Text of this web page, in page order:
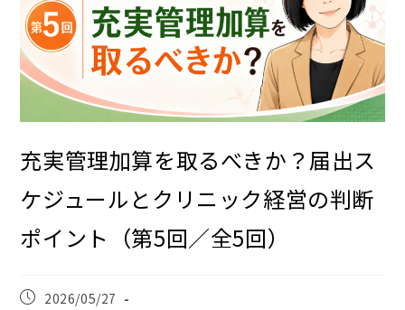
充実管理加算を取るべきか？届出ス
ケジュールとクリニック経営の判断
ポイント（第5回／全5回）
2026/05/27